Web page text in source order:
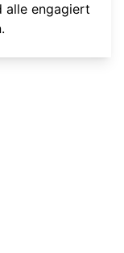
alle engagiert